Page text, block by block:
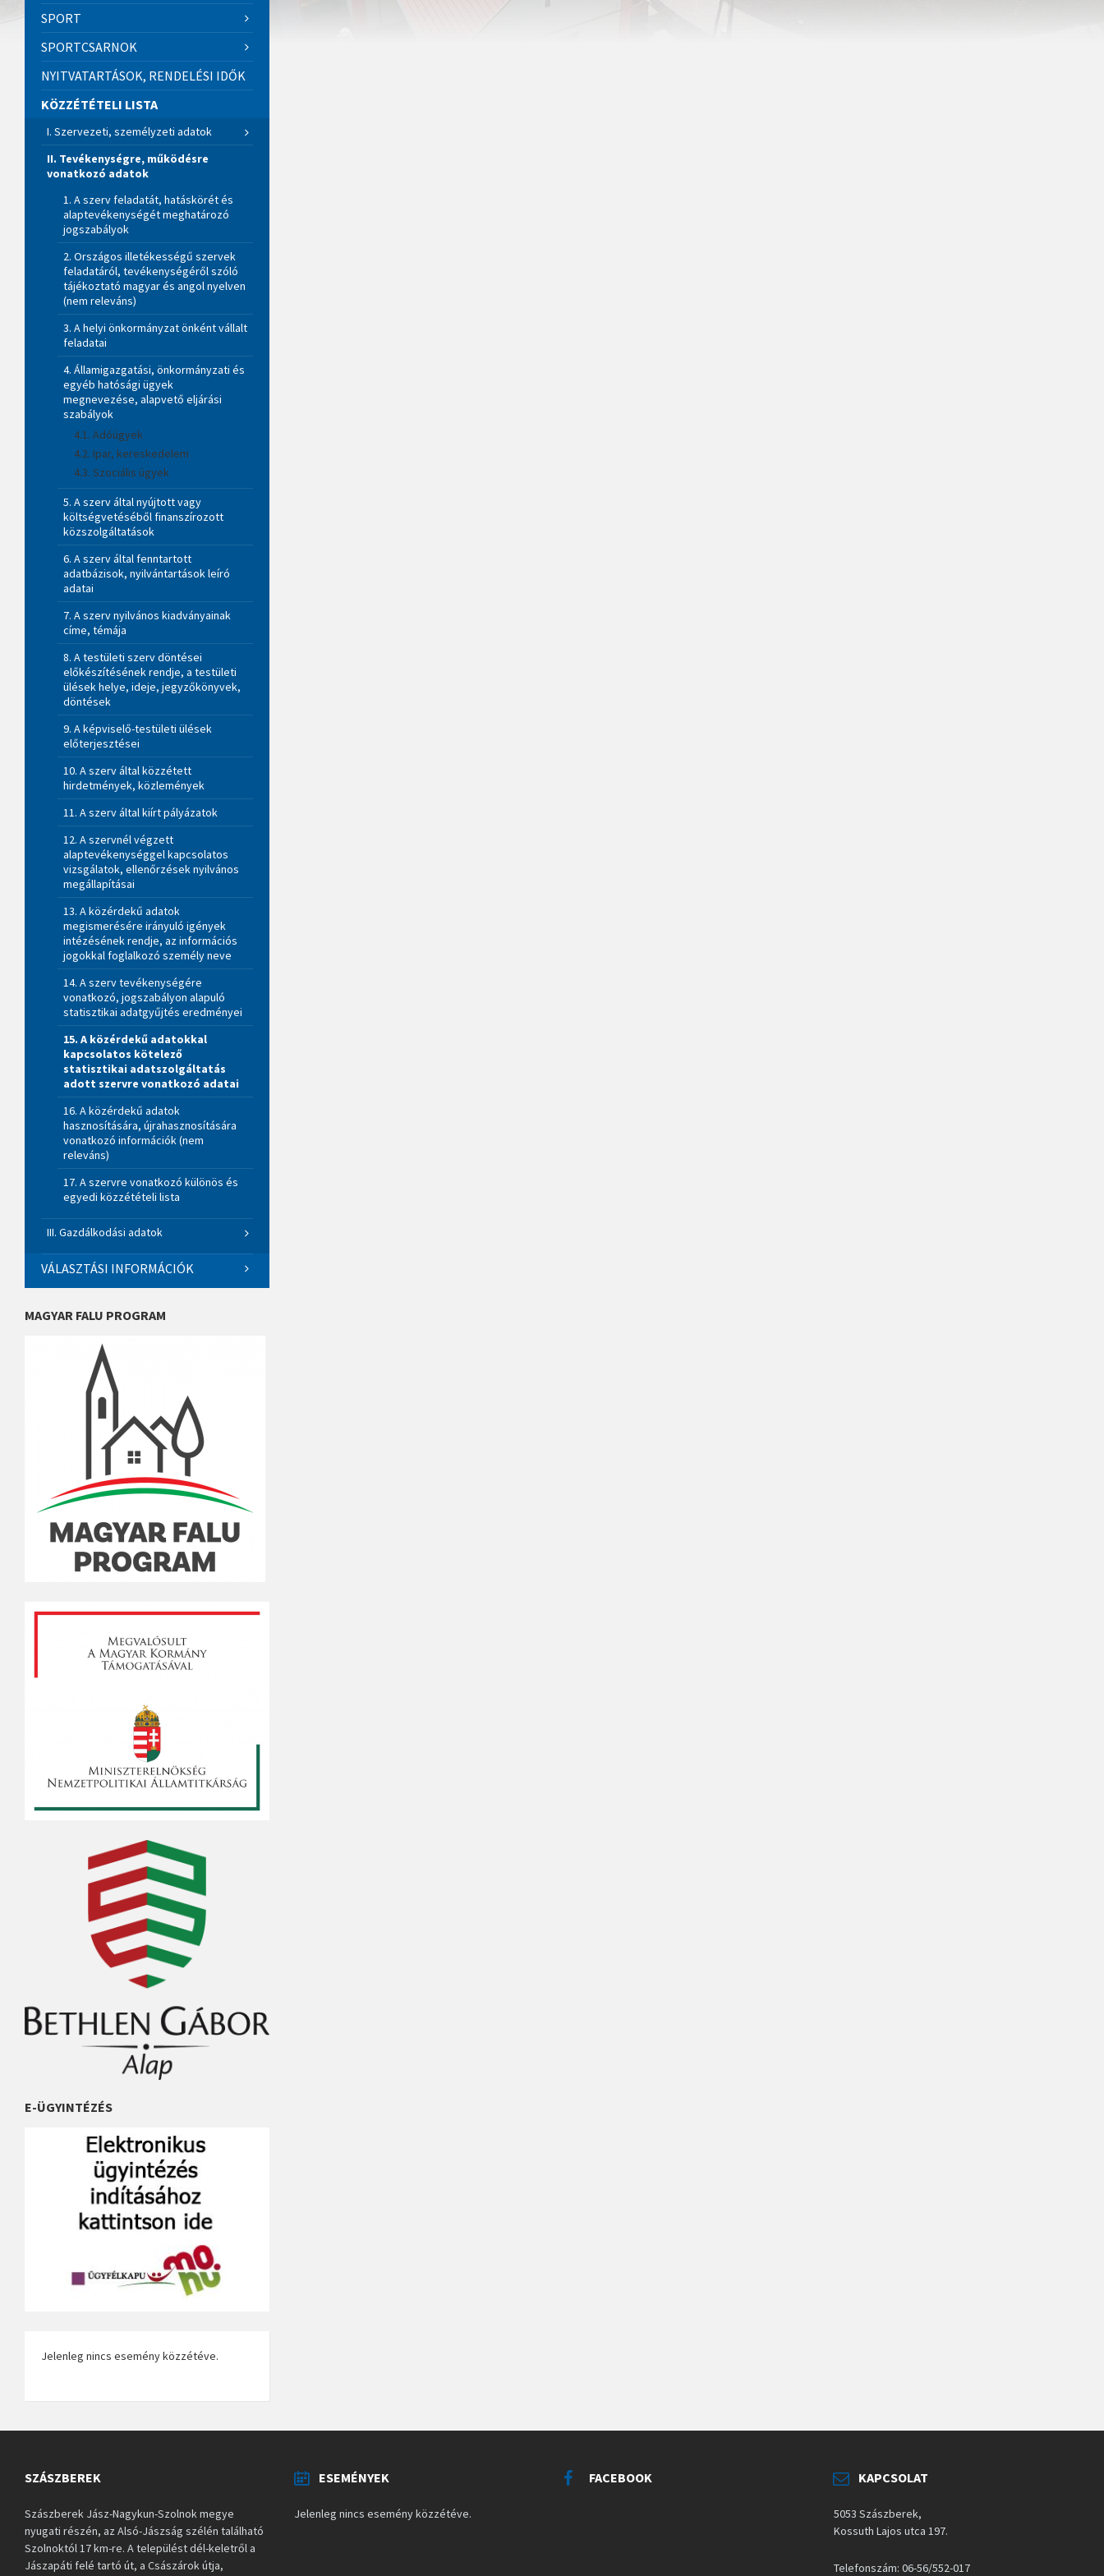
SPORT
SPORTCSARNOK
NYITVATARTÁSOK, RENDELÉSI IDŐK
KÖZZÉTÉTELI LISTA
I. Szervezeti, személyzeti adatok
II. Tevékenységre, működésre
vonatkozó adatok
1. A szerv feladatát, hatáskörét és
alaptevékenységét meghatározó
jogszabályok
2. Országos illetékességű szervek
feladatáról, tevékenységéről szóló
tájékoztató magyar és angol nyelven
(nem releváns)
3. A helyi önkormányzat önként vállalt
feladatai
4. Államigazgatási, önkormányzati és
egyéb hatósági ügyek
megnevezése, alapvető eljárási
szabályok
4.1. Adóügyek
4.2. Ipar, kereskedelem
4.3. Szociális ügyek
5. A szerv által nyújtott vagy
költségvetéséből finanszírozott
közszolgáltatások
6. A szerv által fenntartott
adatbázisok, nyilvántartások leíró
adatai
7. A szerv nyilvános kiadványainak
címe, témája
8. A testületi szerv döntései
előkészítésének rendje, a testületi
ülések helye, ideje, jegyzőkönyvek,
döntések
9. A képviselő-testületi ülések
előterjesztései
10. A szerv által közzétett
hirdetmények, közlemények
11. A szerv által kiírt pályázatok
12. A szervnél végzett
alaptevékenységgel kapcsolatos
vizsgálatok, ellenőrzések nyilvános
megállapításai
13. A közérdekű adatok
megismerésére irányuló igények
intézésének rendje, az információs
jogokkal foglalkozó személy neve
14. A szerv tevékenységére
vonatkozó, jogszabályon alapuló
statisztikai adatgyűjtés eredményei
15. A közérdekű adatokkal
kapcsolatos kötelező
statisztikai adatszolgáltatás
adott szervre vonatkozó adatai
16. A közérdekű adatok
hasznosítására, újrahasznosítására
vonatkozó információk (nem
releváns)
17. A szervre vonatkozó különös és
egyedi közzétételi lista
III. Gazdálkodási adatok
VÁLASZTÁSI INFORMÁCIÓK
MAGYAR FALU PROGRAM
E-ÜGYINTÉZÉS
Jelenleg nincs esemény közzétéve.
SZÁSZBEREK
Szászberek Jász-Nagykun-Szolnok megye
nyugati részén, az Alsó-Jászság szélén található
Szolnoktól 17 km-re. A települést dél-keletről a
Jászapáti felé tartó út, a Császárok útja,
ESEMÉNYEK
Jelenleg nincs esemény közzétéve.
FACEBOOK KAPCSOLAT
5053 Szászberek,
Kossuth Lajos utca 197.
Telefonszám: 06-56/552-017